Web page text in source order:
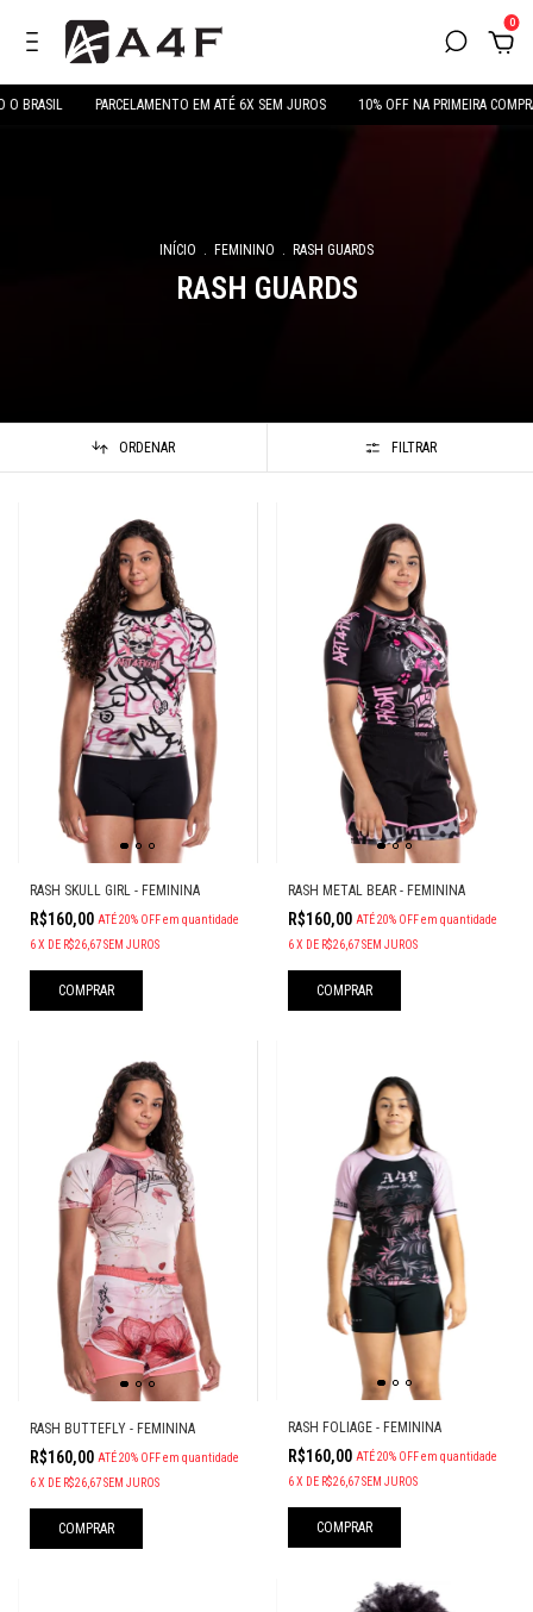
0
PARCELAMENTO EM ATÉ 6X SEM JUROS 10% OFF NA PRIMEIRA COMPRA COM
INÍCIO . FEMININO . RASH GUARDS
RASH GUARDS
ORDENAR FILTRAR
RASH SKULL GIRL - FEMININA
R$160,00 ATÉ 20% OFFem quantidade
6X DE R$26,67SEM JUROS
COMPRAR
RASH METAL BEAR - FEMININA
R$160,00 ATÉ 20% OFF em quantidade
6 X DE R$26,67 SEM JUROS
COMPRAR
RASH BUTTEFLY - FEMININA
R$160,00 ATÉ 20% OFFem quantidade
6X DE R$26,67SEM JUROS
COMPRAR
RASH FOLIAGE - FEMININA
R$160,00 ATÉ 20% OFF em quantidade
6 X DE R$26,67 SEM JUROS
COMPRAR